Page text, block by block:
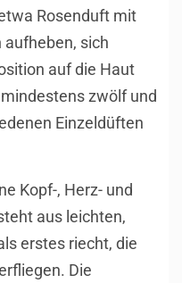
Rosenduft mit
aufheben, sich
auf die Haut
zwölf und
Einzeldüften
Kopf-, Herz- und
aus leichten,
erstes riecht, die
Die